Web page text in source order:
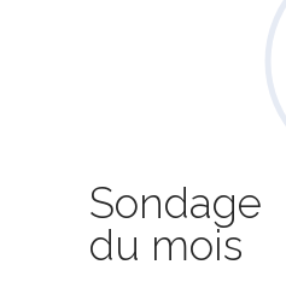
Sondage
du mois